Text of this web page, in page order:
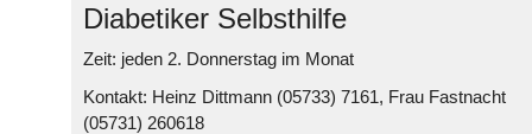
Diabetiker Selbsthilfe
Zeit: jeden 2. Donnerstag im Monat
Kontakt: Heinz Dittmann (05733) 7161, Frau Fastnacht
(05731) 260618